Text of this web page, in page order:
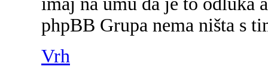
phpBB Grupa nema ništa s
Vrh